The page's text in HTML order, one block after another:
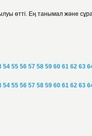
өтті. Ең танымал және
54 55 56 57 58 59 60 61 62 63
54 55 56 57 58 59 60 61 62 63